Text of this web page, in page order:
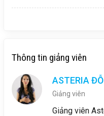
Thông tin giảng viên
ASTERIA ĐỖ
Giảng viên
Giảng viên